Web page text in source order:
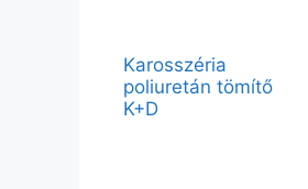
Karosszéria
poliuretán tömítő
K+D